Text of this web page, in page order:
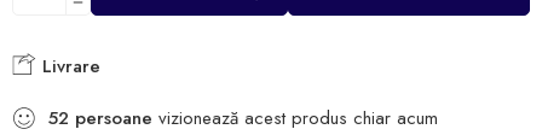
Livrare
52 persoane vizionează acest produs chiar acum